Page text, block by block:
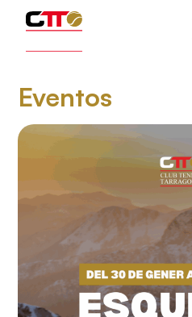
Eventos